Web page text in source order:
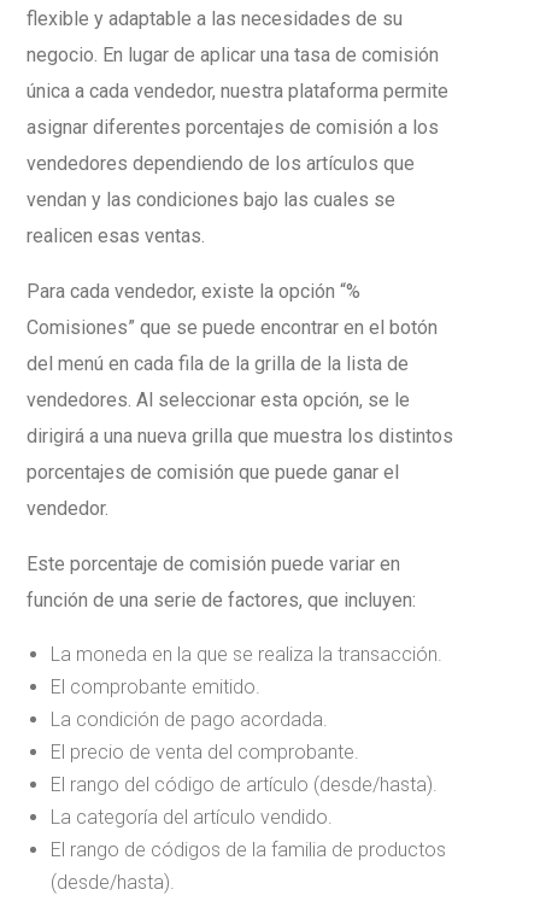
flexible y adaptable a las necesidades de su
negocio. En lugar de aplicar una tasa de comisión
única a cada vendedor, nuestra plataforma permite
asignar diferentes porcentajes de comisión a los
vendedores dependiendo de los artículos que
vendan y las condiciones bajo las cuales se
realicen esas ventas.
Para cada vendedor, existe la opción “%
Comisiones” que se puede encontrar en el botón
del menú en cada fila de la grilla de la lista de
vendedores. Al seleccionar esta opción, se le
dirigirá a una nueva grilla que muestra los distintos
porcentajes de comisión que puede ganar el
vendedor.
Este porcentaje de comisión puede variar en
función de una serie de factores, que incluyen:
La moneda en la que se realiza la transacción.
El comprobante emitido.
La condición de pago acordada.
El precio de venta del comprobante.
El rango del código de artículo (desde/hasta).
La categoría del artículo vendido.
El rango de códigos de la familia de productos
(desde/hasta).